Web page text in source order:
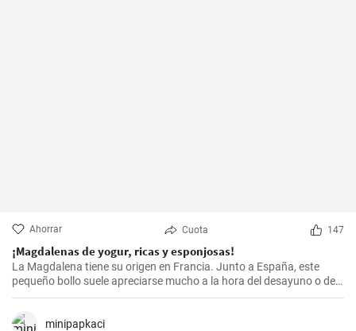
Ahorrar Cuota 147
¡Magdalenas de yogur, ricas y esponjosas!
La Magdalena tiene su origen en Francia. Junto a España, este
pequeño bollo suele apreciarse mucho a la hora del desayuno o de
la merienda. ¡Con la receta que os propongo hoy, vuestras
minipapkaci